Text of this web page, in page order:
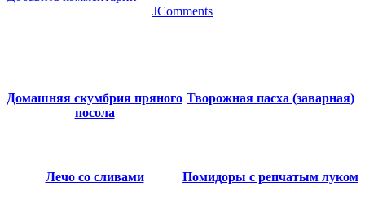
JComments
Домашняя скумбрия пряного
посола
Творожная пасха (заварная)
Лечо со сливами Помидоры с репчатым луком